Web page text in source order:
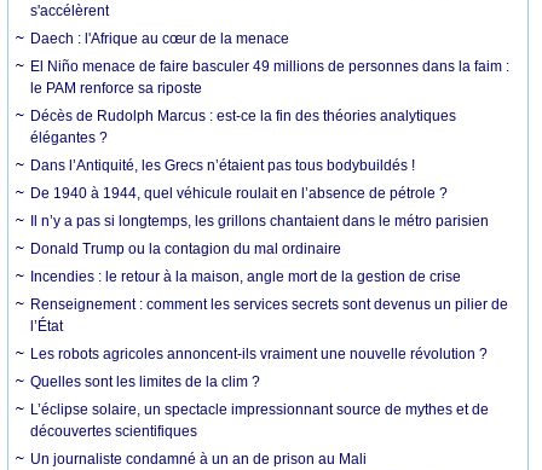
s'accélèrent
Daech : l'Afrique au cœur de la menace
El Niño menace de faire basculer 49 millions de personnes dans la faim :
le PAM renforce sa riposte
Décès de Rudolph Marcus : est-ce la fin des théories analytiques
élégantes ?
Dans l’Antiquité, les Grecs n’étaient pas tous bodybuildés !
De 1940 à 1944, quel véhicule roulait en l’absence de pétrole ?
Il n’y a pas si longtemps, les grillons chantaient dans le métro parisien
Donald Trump ou la contagion du mal ordinaire
Incendies : le retour à la maison, angle mort de la gestion de crise
Renseignement : comment les services secrets sont devenus un pilier de
l’État
Les robots agricoles annoncent-ils vraiment une nouvelle révolution ?
Quelles sont les limites de la clim ?
L’éclipse solaire, un spectacle impressionnant source de mythes et de
découvertes scientifiques
Un journaliste condamné à un an de prison au Mali